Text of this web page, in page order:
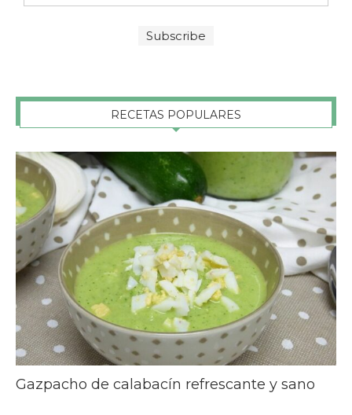
RECETAS POPULARES
Gazpacho de calabacín refrescante y sano